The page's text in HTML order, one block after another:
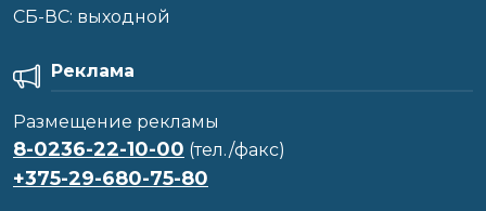
CБ-ВС: выходной
Реклама
Размещение рекламы
8-0236-22-10-00 (тел./факс)
+375-29-680-75-80